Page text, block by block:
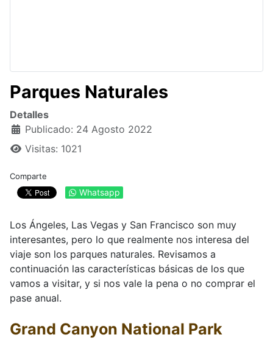
Parques Naturales
Detalles
Publicado: 24 Agosto 2022
Visitas: 1021
Comparte
Whatsapp
Los Ángeles, Las Vegas y San Francisco son muy
interesantes, pero lo que realmente nos interesa del
viaje son los parques naturales. Revisamos a
continuación las características básicas de los que
vamos a visitar, y si nos vale la pena o no comprar el
pase anual.
Grand Canyon National Park